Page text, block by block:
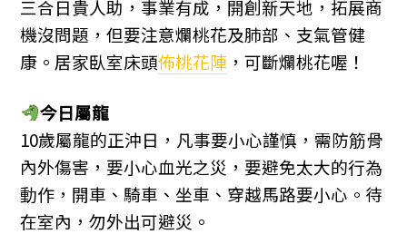
三合日貴人助，事業有成，開創新天地，拓展商
機沒問題，但要注意爛桃花及肺部、支氣管健
康。居家臥室床頭佈桃花陣 ，可斷爛桃花喔！
今日屬龍
10歲屬龍的正沖日，凡事要小心謹慎，需防筋骨
內外傷害，要小心血光之災，要避免太大的行為
動作，開車、騎車、坐車、穿越馬路要小心。待
在室內，勿外出可避災。